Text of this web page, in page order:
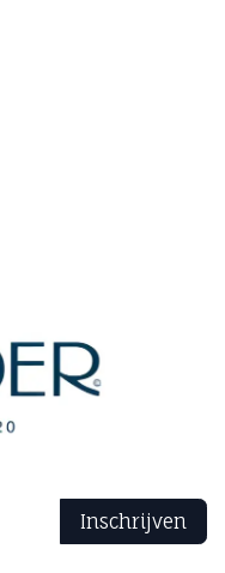
Inschrijven